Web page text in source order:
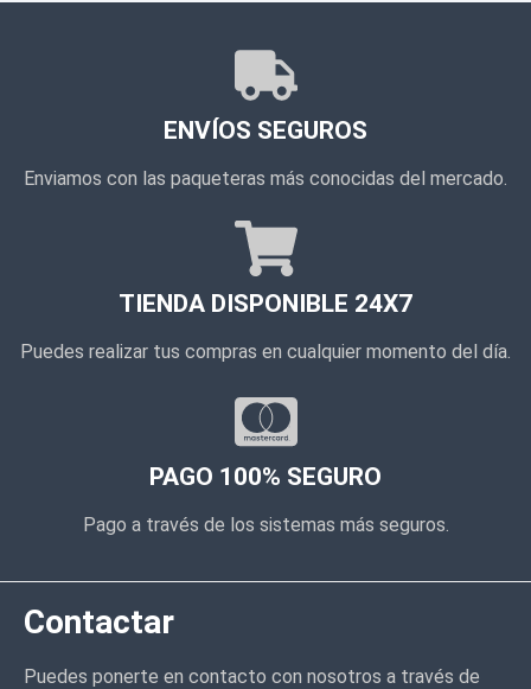
ENVÍOS SEGUROS
Enviamos con las paqueteras más conocidas del mercado.
TIENDA DISPONIBLE 24X7
Puedes realizar tus compras en cualquier momento del día.
PAGO 100% SEGURO
Pago a través de los sistemas más seguros.
Contactar
Puedes ponerte en contacto con nosotros a través de